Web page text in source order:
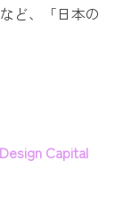
ケーションズ Leaf
。柔らかに人生に
ど、「日本の
Capital